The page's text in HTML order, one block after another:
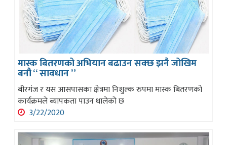
मास्क बितरणको अभियान बढाउन सक्छ झनै जोखिम
बनौ “ सावधान ”
बीरगंज र यस आसपासका क्षेत्रमा निशुल्क रुपमा मास्क बितरणको
कार्यक्रमले ब्यापकता पाउन थालेको छ
3/22/2020